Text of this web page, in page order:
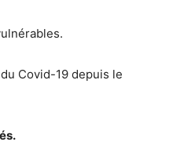
Covid-19 depuis le